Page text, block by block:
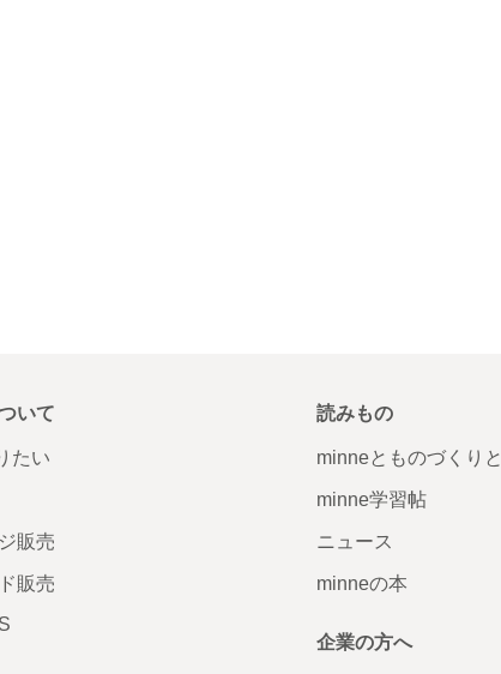
いて
たい
販売
販売
読みもの
minneとものづくりと
minne学習帖
ニュース
minneの本
企業の方へ